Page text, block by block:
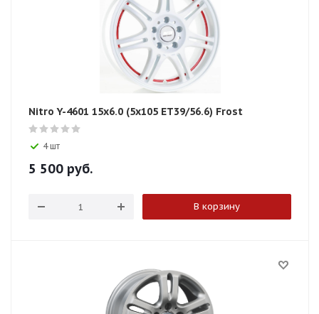
Nitro Y-4601 15x6.0 (5x105 ET39/56.6) Frost
4 шт
5 500 руб.
В корзину